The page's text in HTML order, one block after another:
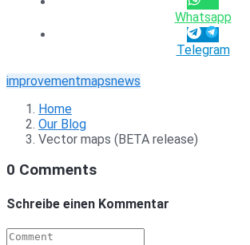
Whatsapp
Telegram
improvementmapsnews
Home
Our Blog
Vector maps (BETA release)
0 Comments
Schreibe einen Kommentar